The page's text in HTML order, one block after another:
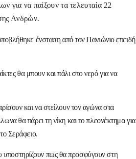
για να παίξουν τα τελευταία 22
Ανδρών.
ένσταση από τον Πανιώνιο επειδή
θα μπουν και πάλι στο νερό για να
και να στείλουν τον αγώνα στα
θα πάρει τη νίκη και το πλεονέκτημα για
Σεράφειο.
υποστηρίζουν πως θα προσφύγουν στη